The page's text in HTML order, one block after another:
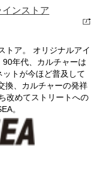
ンストア
トア。 オリジナルアイ
年代、カルチャーは
トが今ほど普及して
換、カルチャーの発祥
改めてストリートへの
。